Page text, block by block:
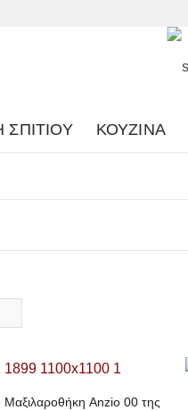
ΣΠΙΤΙΟΎ ΚΟΥΖΊΝΑ
Μαξιλαροθήκη Anzio 00 της